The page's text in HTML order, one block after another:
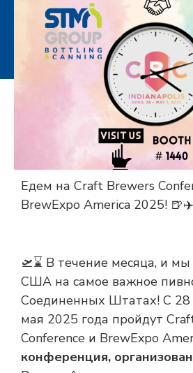
Едем на Craft Brewers
BrewExpo America 2025! 🍺✈️
🛫⌛️ В течение месяца, и
США на самое важное
Соединенных Штатах! С 28
мая 2025 года пройдут
Conference и BrewExpo
конференция,